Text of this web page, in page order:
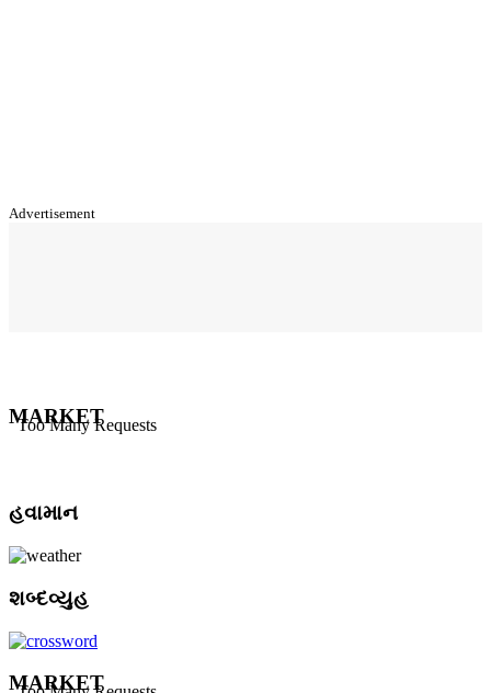
Advertisement
MARKET
હવામાન
શબ્દવ્યુહ
MARKET